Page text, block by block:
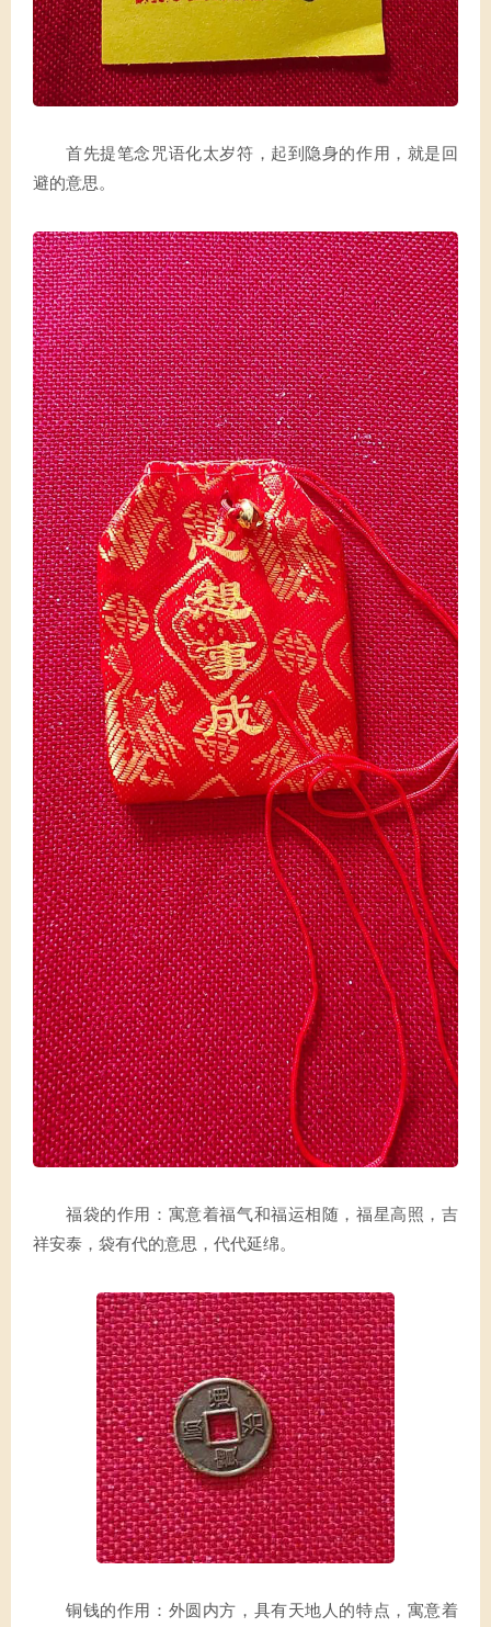
首先提笔念咒语化太岁符，起到隐身的作用，就是回
避的意思。
福袋的作用：寓意着福气和福运相随，福星高照，吉
祥安泰，袋有代的意思，代代延绵。
铜钱的作用：外圆内方，具有天地人的特点，寓意着